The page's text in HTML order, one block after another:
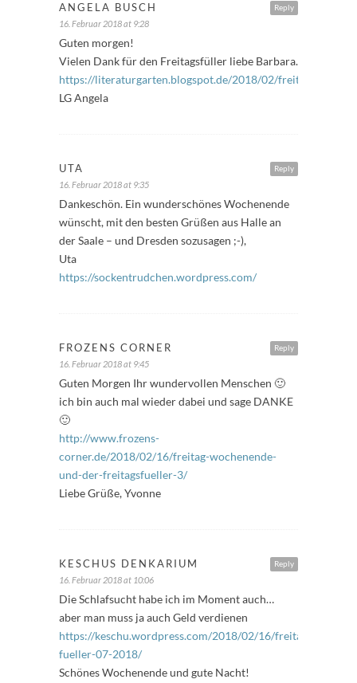
Reply
ANGELA BUSCH
16. Februar 2018 at 9:28
Guten morgen!
Vielen Dank für den Freitagsfüller liebe Barbara.
https://literaturgarten.blogspot.de/2018/02/
LG Angela
Reply
UTA
16. Februar 2018 at 9:35
Dankeschön. Ein wunderschönes Wochenende
wünscht, mit den besten Grüßen aus Halle an
der Saale – und Dresden sozusagen ;-),
Uta
https://sockentrudchen.wordpress.com/
Reply
FROZENS CORNER
16. Februar 2018 at 9:45
Guten Morgen Ihr wundervollen Menschen 🙂
ich bin auch mal wieder dabei und sage DANKE
🙂
http://www.frozens-
corner.de/2018/02/16/freitag-wochenende-
und-der-freitagsfueller-3/
Liebe Grüße, Yvonne
Reply
KESCHUS DENKARIUM
16. Februar 2018 at 10:06
Die Schlafsucht habe ich im Moment auch…
aber man muss ja auch Geld verdienen
https://keschu.wordpress.com/2018/02/16/freitags-
fueller-07-2018/
Schönes Wochenende und gute Nacht!